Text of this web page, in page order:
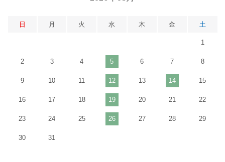
日 月 火 水 木 金 土
1
2 3 4 5 6 7 8
9 10 11 12 13 14 15
16 17 18 19 20 21 22
23 24 25 26 27 28 29
30 31